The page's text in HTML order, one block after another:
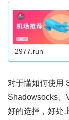
2977.run
对于懂如何使用
Shadowsocks、
好的选择，好处